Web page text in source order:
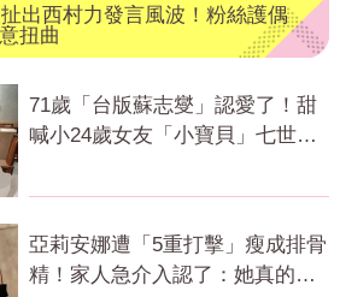
出西村力發言風波！粉絲護偶
扭曲
71歲「台版蘇志燮」認愛了！甜
喊小24歲女友「小寶貝」七世情
亞莉安娜遭「5重打擊」瘦成排骨
精！家人急介入認了：她真的不